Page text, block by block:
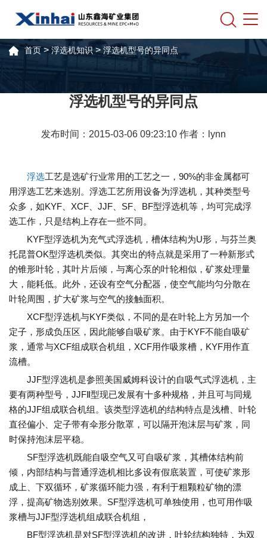
首页>浮选机知识>浮选机型号的异同点
浮选机型号的异同点
发布时间：2015-03-06 09:23:10 作者：lynn
浮选工艺是选矿行业常用的工艺之一，90%的非金属都可
用浮选工艺来选别。浮选工艺所用设备为浮选机，其种类型号
众多，如KYF、XCF、JJF、SF、BF型浮选机等，均可完成浮
选工作，只是结构上存在一些不同。
KYF型浮选机为充气式浮选机，槽体结构为U形，与芬兰奥
托昆普OK型浮选机类似。其突出的特点就是采用了一种新形式
的锥形叶轮，其叶片后倾，与离心泵的叶轮相似，矿浆处理量
大，能耗低。此外，还设有空气分配器，使空气能均匀分散在
叶轮周围，扩大矿浆与空气的接触面积。
XCF型浮选机与KYF类似，不同的是在叶轮上方另加一个
定子，形成负压区，因此能够自吸矿浆。由于KYF不能自吸矿
浆，通常与XCF组成联合机组，XCF用作吸浆槽，KYF用作直
流槽。
JJF型浮选机是参照美国威姆科设计的自吸气式浮选机，主
要有两种型号，JJFⅡ型现已发展有十多种规格，并且可与同规
格的JJF组成联合机组。该类型浮选机的结构特点是浅槽、叶轮
直径偏小、定子带有伞形分散罩，可以隔开泡沫层与矿浆，同
时保持泡沫层平稳。
SF型浮选机既能自吸空气又可自吸矿浆，其槽体结构前
倾，内部结构与普通浮选机相比多设有假底装置，可使矿浆形
成上、下双循环，矿浆循环能力强，有利于粗颗粒矿物的漂
浮，提高矿物选别效果。SF型浮选机可单独使用，也可用作吸
浆槽与JJF型浮选机组成联合机组，
BF型浮选机是对SF型浮选机的改进，叶轮结构独特，为双